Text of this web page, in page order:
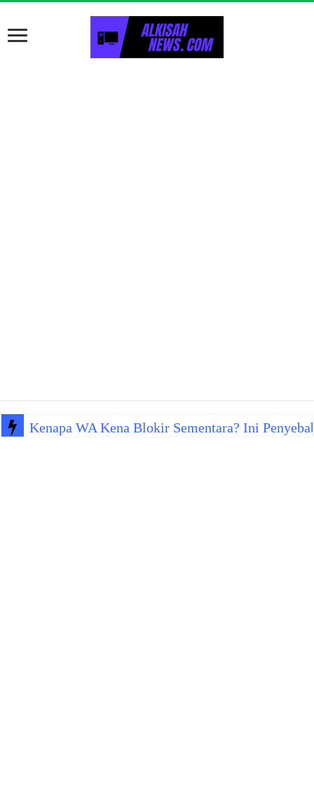
Kenapa WA Kena Blokir Sementara? Ini